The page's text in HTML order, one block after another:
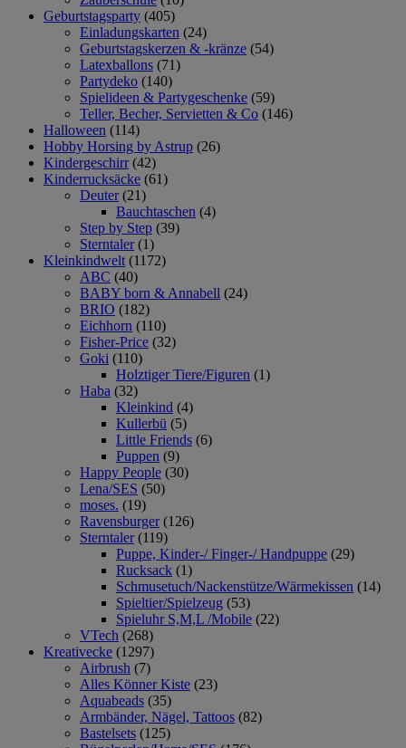
Geburtstagsparty (405)
Einladungskarten (24)
Geburtstagskerzen & -kränze (54)
Latexballons (71)
Partydeko (140)
Spielideen & Partygeschenke (59)
Teller, Becher, Servietten & Co (146)
Halloween (114)
Hobby Horsing by Astrup (26)
Kindergeschirr (42)
Kinderrucksäcke (61)
Deuter (21)
Bauchtaschen (4)
Step by Step (39)
Sterntaler (1)
Kleinkindwelt (1172)
ABC (40)
BABY born & Annabell (24)
BRIO (182)
Eichhorn (110)
Fisher-Price (32)
Goki (110)
Holztiger Tiere/Figuren (1)
Haba (32)
Kleinkind (4)
Kullerbü (5)
Little Friends (6)
Puppen (9)
Happy People (30)
Lena/SES (50)
moses. (19)
Ravensburger (126)
Sterntaler (119)
Puppe, Kinder-/ Finger-/ Handpuppe (29)
Rucksack (1)
Schmusetuch/Nackenstütze/Wärmekissen (14)
Spieltier/Spielzeug (53)
Spieluhr S,M,L /Mobile (22)
VTech (268)
Kreativecke (1297)
Airbrush (7)
Alles Könner Kiste (23)
Aquabeads (35)
Armbänder, Nägel, Tattoos (82)
Bastelsets (125)